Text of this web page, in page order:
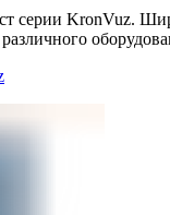
серии KronVuz.